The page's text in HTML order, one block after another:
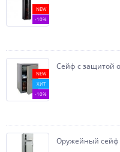
NEW
-10%
NEW
ХИТ
-10%
Сейф с защитой
Оружейный сейф